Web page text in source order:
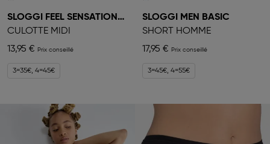
SLOGGI FEEL SENSATIONAL
CULOTTE MIDI
13,95 €
3=35€, 4=45€
SLOGGI MEN BASIC
SHORT HOMME
17,95 €
3=45€, 4=55€